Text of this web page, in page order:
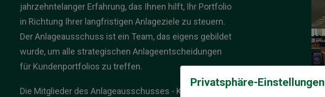
jahrzehntelanger Erfahrung, das Ihnen hilft, Ihr Portfolio
in Richtung Ihrer langfristigen Anlageziele zu steuern.
Der Anlageausschuss ist ein Team, das eigens gebildet
wurde, um alle strategischen Anlageentscheidungen
für Kundenportfolios zu treffen.
Die Mitglieder des Anlageausschusses - Ken Fisher,
Privatsphäre-Einstellungen